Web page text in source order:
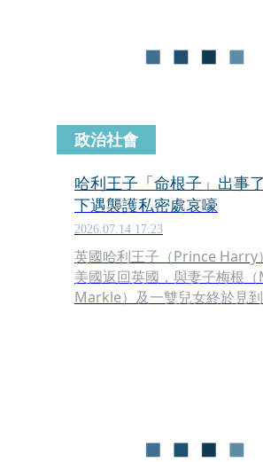
政治社會
哈利王子「命根子」出事
下遇襲護私密處哀嚎
2026.07.14 17:23
英國哈利王子（Prince Harry
美國返回英國，與妻子梅根
Markle）及一雙兒女終於見
你在幹嘛？」